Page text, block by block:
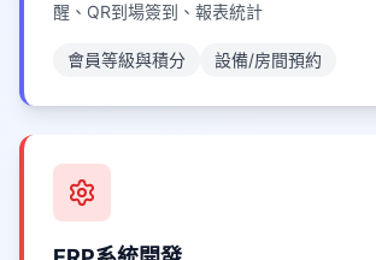
醒、QR到場簽到、報表統計
會員等級與積分 設備/房間預約